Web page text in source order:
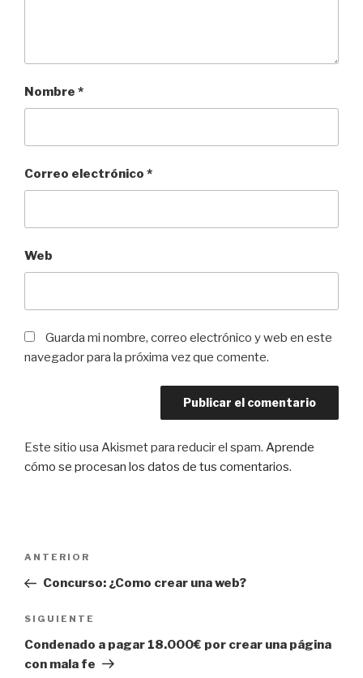
Nombre *
Correo electrónico *
Web
Guarda mi nombre, correo electrónico y web en este
navegador para la próxima vez que comente.
Este sitio usa Akismet para reducir el spam. Aprende
cómo se procesan los datos de tus comentarios.
entradas
Entrada
anterior:
ANTERIOR
Concurso: ¿Como crear una web?
Siguiente
entrada
SIGUIENTE
Condenado a pagar 18.000€ por crear una página
con mala fe